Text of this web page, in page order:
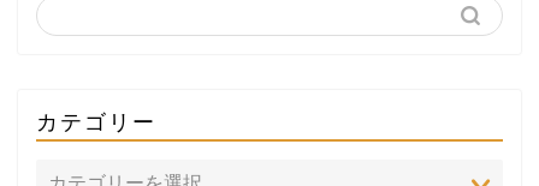
カテゴリー